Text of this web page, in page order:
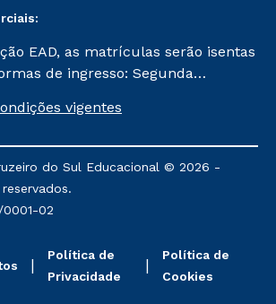
EAD, as matrículas serão isentas
de ingresso: Segunda
a taxa de matrícula será de R$
referentes aos cursos: Ensino
para a Docência e Metodologia
Questões Atuais.
vigentes
do Sul Educacional © 2026 -
0001-02
Política de
Privacidade
Política de
Cookies